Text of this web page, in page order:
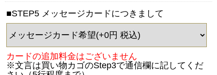
■STEP5 メッセージカードにつきまして
カードの追加料金はございません
※文言は買い物カゴのStep3で通信欄に記してくだ